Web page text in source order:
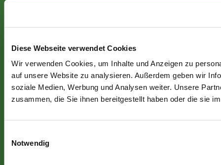
Diese Webseite verwendet Cookies
Wir verwenden Cookies, um Inhalte und Anzeigen zu
auf unsere Website zu analysieren. Außerdem geben wir
soziale Medien, Werbung und Analysen weiter. Unsere
zusammen, die Sie ihnen bereitgestellt haben oder die sie
Notwendig